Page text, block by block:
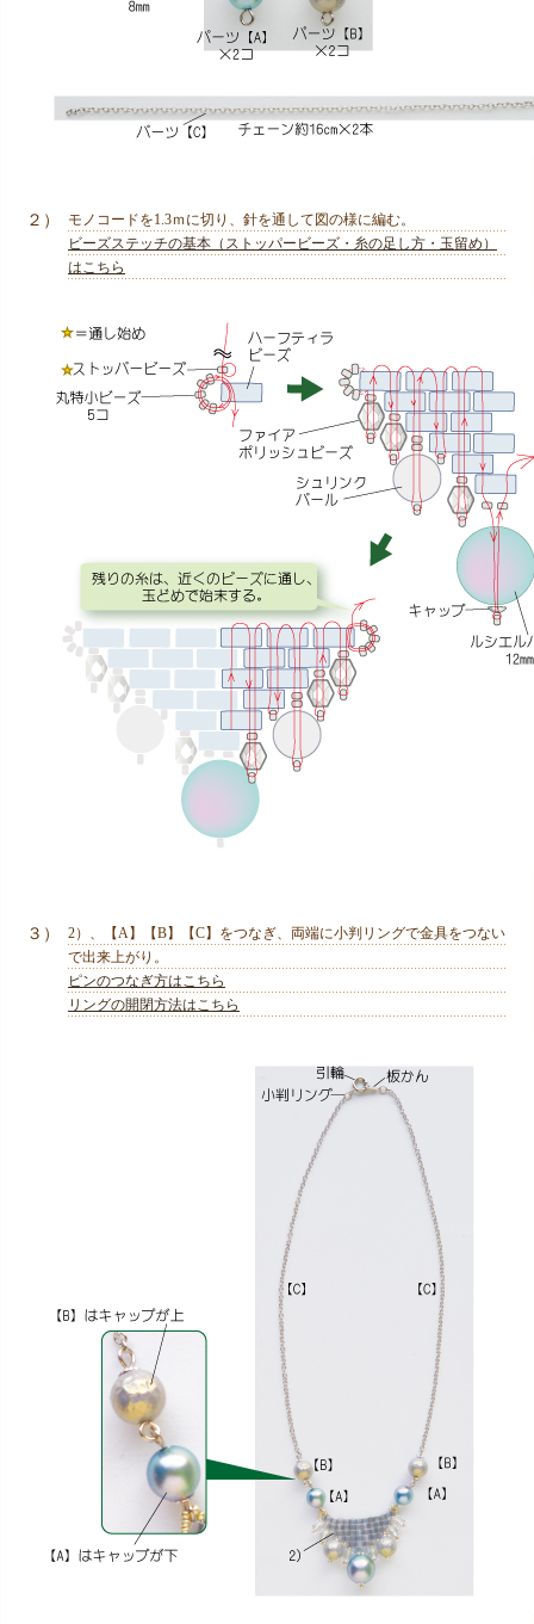
２）
モノコードを1.3ｍに切り、針を通して図の様に編む。
ビーズステッチの基本（ストッパービーズ・糸の足し方・玉留め）
はこちら
３）
2）、【A】【B】【C】をつなぎ、両端に小判リングで金具をつない
で出来上がり。
ピンのつなぎ方はこちら
リングの開閉方法はこちら